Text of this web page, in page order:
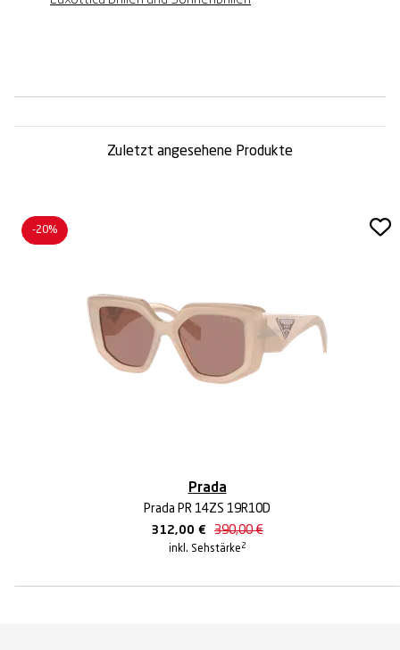
Zuletzt angesehene Produkte
Prada
Prada PR 14ZS 19R10D
312,00€ 390,00€
inkl. Sehstärke 2
-20%